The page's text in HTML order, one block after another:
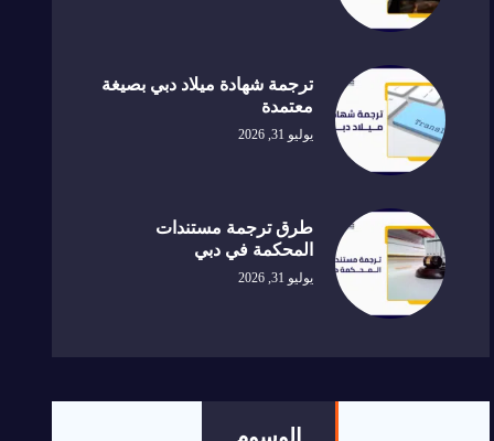
ترجمة شهادة ميلاد دبي بصيغة
معتمدة
يوليو 31, 2026
طرق ترجمة مستندات
المحكمة في دبي
يوليو 31, 2026